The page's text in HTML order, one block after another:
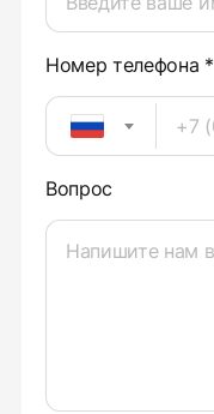
Номер телефона *
Вопрос